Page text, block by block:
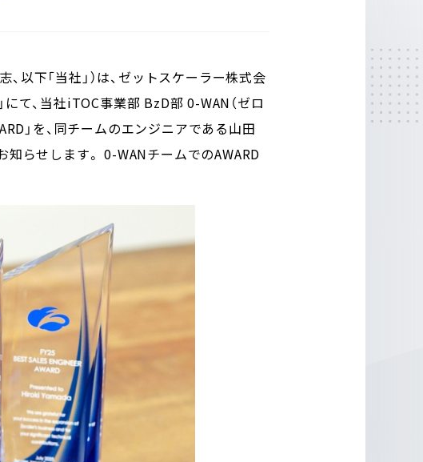
以下「当社」）は、ゼットスケーラー株式会
て、当社iTOC事業部 BzD部 0-WAN（ゼロ
」を、同チームのエンジニアである山田
知らせします。 0-WANチームでのAWARD